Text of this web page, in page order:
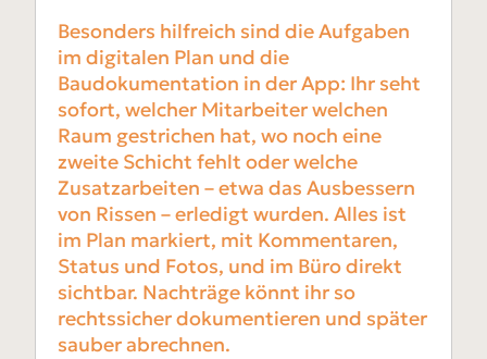
Besonders hilfreich sind die Aufgaben
im digitalen Plan und die
Baudokumentation in der App: Ihr seht
sofort, welcher Mitarbeiter welchen
Raum gestrichen hat, wo noch eine
zweite Schicht fehlt oder welche
Zusatzarbeiten – etwa das Ausbessern
von Rissen – erledigt wurden. Alles ist
im Plan markiert, mit Kommentaren,
Status und Fotos, und im Büro direkt
sichtbar. Nachträge könnt ihr so
rechtssicher dokumentieren und später
sauber abrechnen.